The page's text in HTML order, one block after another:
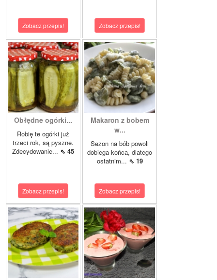
Zobacz przepis! Zobacz przepis!
Obłędne ogórki...
Robię te ogórki już
trzeci rok, są pyszne.
Zdecydowanie... ⇖ 45
Zobacz przepis!
Makaron z bobem
w...
Sezon na bób powoli
dobiega końca, dlatego
ostatnim... ⇖ 19
Zobacz przepis!